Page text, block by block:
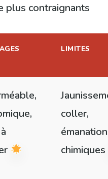
plus contraignants
LIMITES
coller,
chimiques